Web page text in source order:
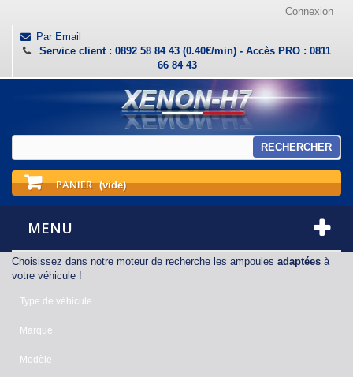
Connexion
Par Email
Service client : 0892 58 84 43 (0.40€/min) - Accès PRO : 0811
66 84 43
RECHERCHER
PANIER (vide)
MENU
Choisissez dans notre moteur de recherche les ampoules adaptées à
votre véhicule !
Type de véhicule
Marque
Modèle